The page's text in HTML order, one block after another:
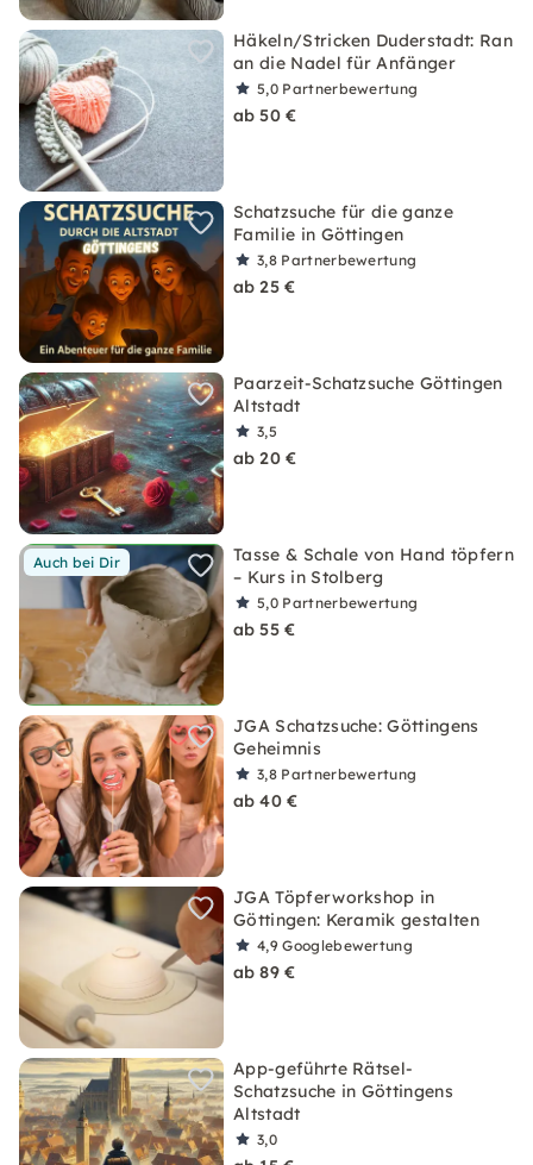
Häkeln/Stricken Duderstadt: Ran
an die Nadel für Anfänger
5,0 Partnerbewertung
ab 50 €
Schatzsuche für die ganze
Familie in Göttingen
3,8 Partnerbewertung
ab 25 €
Paarzeit-Schatzsuche Göttingen
Altstadt
3,5
ab 20 €
Auch bei Dir
Tasse & Schale von Hand töpfern
– Kurs in Stolberg
5,0 Partnerbewertung
ab 55 €
JGA Schatzsuche: Göttingens
Geheimnis
3,8 Partnerbewertung
ab 40 €
JGA Töpferworkshop in
Göttingen: Keramik gestalten
4,9Googlebewertung
ab 89 €
App-geführte Rätsel-
Schatzsuche in Göttingens
Altstadt
3,0